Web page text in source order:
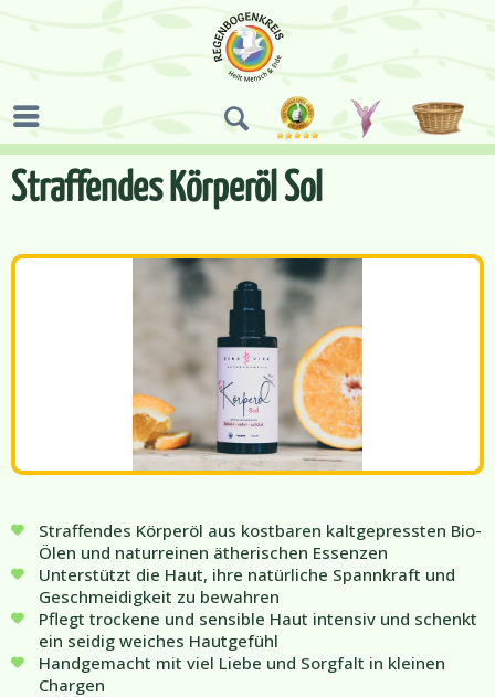
Straffendes Körperöl Sol
Straffendes Körperöl aus kostbaren kaltgepressten Bio-
Ölen und naturreinen ätherischen Essenzen
Unterstützt die Haut, ihre natürliche Spannkraft und
Geschmeidigkeit zu bewahren
Pflegt trockene und sensible Haut intensiv und schenkt
ein seidig weiches Hautgefühl
Handgemacht mit viel Liebe und Sorgfalt in kleinen
Chargen